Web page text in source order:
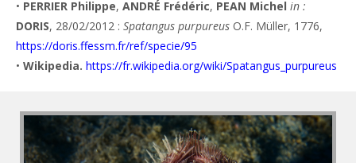
• PERRIER Philippe, ANDRÉ Frédéric, PEAN Michel in :
DORIS, 28/02/2012 : Spatangus purpureus O.F. Müller, 1776,
https://doris.ffessm.fr/ref/specie/95
• Wikipedia. https://fr.wikipedia.org/wiki/Spatangus_purpureus